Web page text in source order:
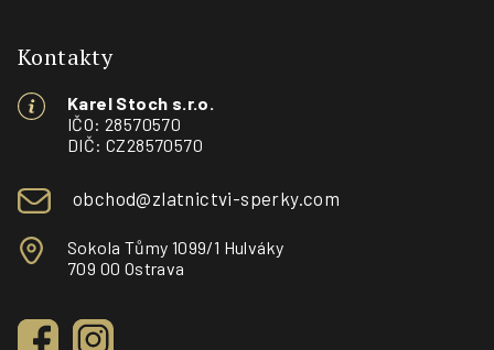
Kontakty
Karel Stoch s.r.o.
IČO: 28570570
DIČ: CZ28570570
obchod@zlatnictvi-sperky.com
Sokola Tůmy 1099/1 Hulváky
709 00 Ostrava